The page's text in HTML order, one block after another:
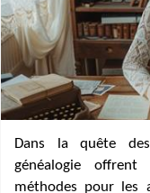
Dans la quête
généalogie
méthodes pour les